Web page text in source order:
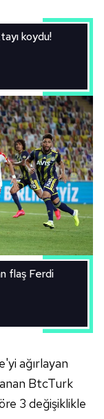
koydu!
flaş Ferdi
ağırlayan
BtcTurk
3 değişiklikle